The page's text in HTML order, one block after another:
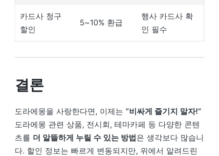
카드사 청구
할인
5~10% 환급
행사 카드사 확
인 필수
결론
도라에몽을 사랑한다면, 이제는 “비싸게 즐기지 말자!”
도라에몽 관련 상품, 전시회, 테마카페 등 다양한 콘텐
츠를 더 알뜰하게 누릴 수 있는 방법은 생각보다 많습니
다. 할인 정보는 빠르게 변동되지만, 위에서 알려드린